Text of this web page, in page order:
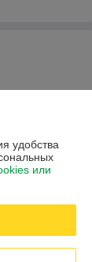
удобства
или